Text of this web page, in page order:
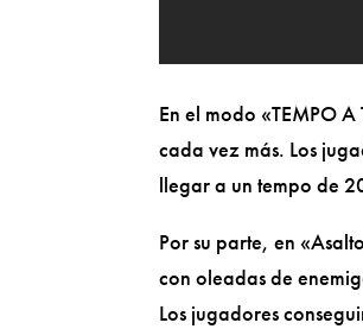
En el modo «TEMPO
cada vez más. Los
llegar a un tempo de
Por su parte, en
con oleadas de
Los jugadores